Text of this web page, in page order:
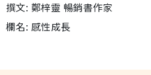
撰文: 鄭梓靈 暢銷書作家
欄名: 感性成長